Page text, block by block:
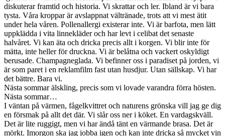
diskuterar framtid och historia. Vi skrattar och ler. Ibland är vi bara
tysta. Våra kroppar är avslappnat vältränade, trots att vi mest ätit
under hela våren. Pollenallergi existerar inte. Vi är barfota, men lätt
uppklädda i vita linnekläder och har levt i celibat det senaste
halvåret. Vi kan äta och dricka precis allt i korgen. Vi blir inte för
mätta, inte heller för druckna. Vi är belåtna och vackert oskyldigt
berusade. Champagneglada. Vi befinner oss i paradiset på jorden, vi
är som paret i en reklamfilm fast utan husdjur. Utan sällskap. Vi har
det bättre. Bara vi.
Nästa sommar älskling, precis som vi lovade varandra förra hösten.
Nästa sommar…
I väntan på värmen, fågelkvittret och naturens grönska vill jag ge dig
en försmak på allt det där. Vi slår oss ner i köket. En vardagskväll.
Det är lite ruggigt, men vi har ändå tänt en värmande brasa. Det är
mörkt. Imorgon ska jag jobba igen och kan inte dricka så mycket vin